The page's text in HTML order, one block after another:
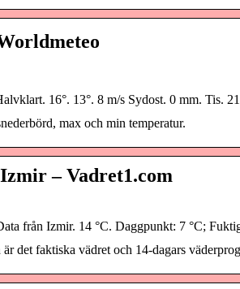
16°. 13°. 8 m/s Sydost. 0 mm. Tis.
max och min temperatur.
– Vadret1.com
från Izmir. 14 °C. Daggpunkt: 7 °C;
faktiska vädret och 14-dagars